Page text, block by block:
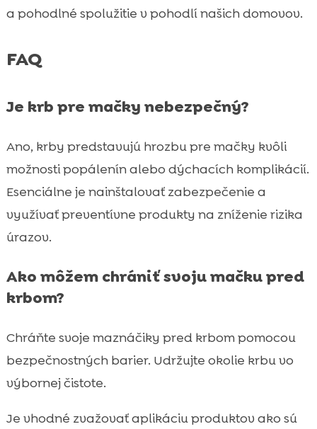
a pohodlné spolužitie v pohodlí našich domovov.
FAQ
Je krb pre mačky nebezpečný?
Ano, krby predstavujú hrozbu pre mačky kvôli
možnosti popálenín alebo dýchacích komplikácií.
Esenciálne je nainštalovať zabezpečenie a
využívať preventívne produkty na zníženie rizika
úrazov.
Ako môžem chrániť svoju mačku pred
krbom?
Chráňte svoje maznáčiky pred krbom pomocou
bezpečnostných barier. Udržujte okolie krbu vo
výbornej čistote.
Je vhodné zvažovať aplikáciu produktov ako sú